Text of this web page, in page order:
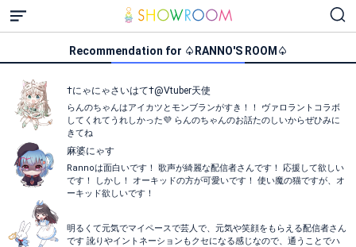
Recommendation for ♤RANNO'S ROOM♤
†にゃにゃさいはて†@Vtuber天使
らんのちゃんはアイカツとモンブランがすき！！ ヴァロラントコラボ
してくれてうれしかった💜 らんのちゃんのお話たのしいからぜひみに
きてね
麻婆にゃす
Rannoは面白いです！ 歌声が綺麗な配信者さんです！ 応援して欲しい
です！ しかし！ オーキッドの方が可愛いです！ 使い魔の猫ですが、オ
ーキッド欲しいです！
明るくて元気でマイペースで芸人で、元気や笑顔をもらえる配信者さん
です 訛りやイントネーションもクセになる感じなので、通うことでハ